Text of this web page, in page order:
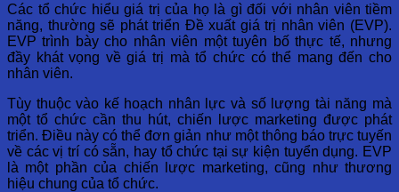
Các tổ chức hiểu giá trị của họ là gì đối với nhân viên tiềm
năng, thường sẽ phát triển Đề xuất giá trị nhân viên (EVP).
EVP trình bày cho nhân viên một tuyên bố thực tế, nhưng
đầy khát vọng về giá trị mà tổ chức có thể mang đến cho
nhân viên.
Tùy thuộc vào kế hoạch nhân lực và số lượng tài năng mà
một tổ chức cần thu hút, chiến lược marketing được phát
triển. Điều này có thể đơn giản như một thông báo trực tuyến
về các vị trí có sẵn, hay tổ chức tại sự kiện tuyển dụng. EVP
là một phần của chiến lược marketing, cũng như thương
hiệu chung của tổ chức.